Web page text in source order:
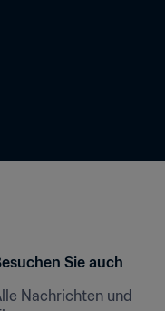
Sie auch
Nachrichten und